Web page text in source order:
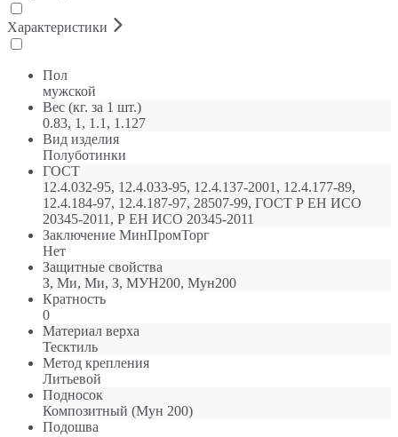
Характеристики
Пол
мужской
Вес (кг. за 1 шт.)
0.83, 1, 1.1, 1.127
Вид изделия
Полуботинки
ГОСТ
12.4.032-95, 12.4.033-95, 12.4.137-2001, 12.4.177-89,
12.4.184-97, 12.4.187-97, 28507-99, ГОСТ Р ЕН ИСО
20345-2011, Р ЕН ИСО 20345-2011
Заключение МинПромТорг
Нет
Защитные свойства
З, Ми, Ми, З, МУН200, Мун200
Кратность
0
Материал верха
Тесктиль
Метод крепления
Литьевой
Подносок
Композитный (Мун 200)
Подошва